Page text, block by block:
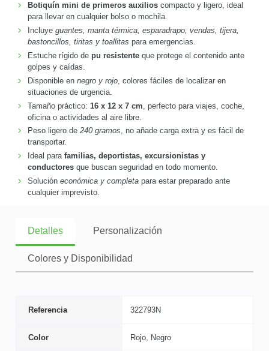
Botiquín mini de primeros auxilioscompacto y ligero, ideal
para llevar en cualquier bolso o mochila.
Incluye guantes, manta térmica, esparadrapo, vendas, tijera,
bastoncillos, tiritas y toallitas para emergencias.
Estuche rígido de pu resistenteque protege el contenido ante
golpes y caídas.
Disponible en negro y rojo, colores fáciles de localizar en
situaciones de urgencia.
Tamaño práctico: 16 x 12 x 7 cm , perfecto para viajes, coche,
oficina o actividades al aire libre.
Peso ligero de 240 gramos, no añade carga extra y es fácil de
transportar.
Ideal para familias, deportistas, excursionistas y
conductoresque buscan seguridad en todo momento.
Solución económica y completapara estar preparado ante
cualquier imprevisto.
Detalles Personalización
Colores y Disponibilidad
Referencia 322793N
Color Rojo, Negro